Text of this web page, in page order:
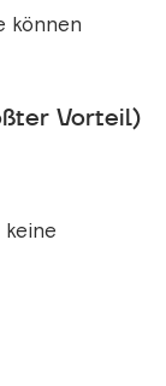
können
Vorteil)